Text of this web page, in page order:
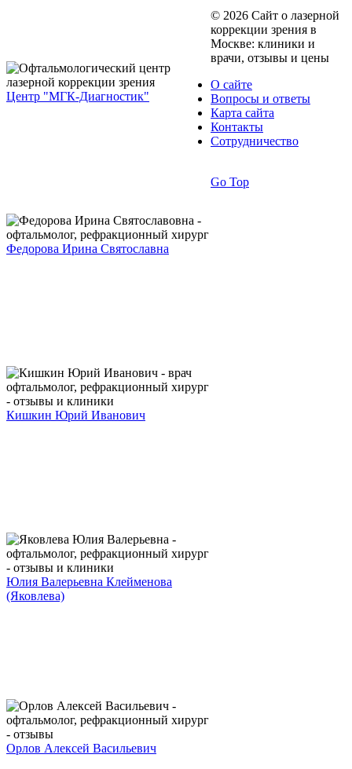
Центр "МГК-Диагностик"
Федорова Ирина Святославна
Кишкин Юрий Иванович
Юлия Валерьевна Клейменова
(Яковлева)
Орлов Алексей Васильевич
© 2026 Сайт о лазерной
коррекции зрения в
Москве: клиники и
врачи, отзывы и цены
О сайте
Вопросы и ответы
Карта сайта
Контакты
Сотрудничество
Go Top